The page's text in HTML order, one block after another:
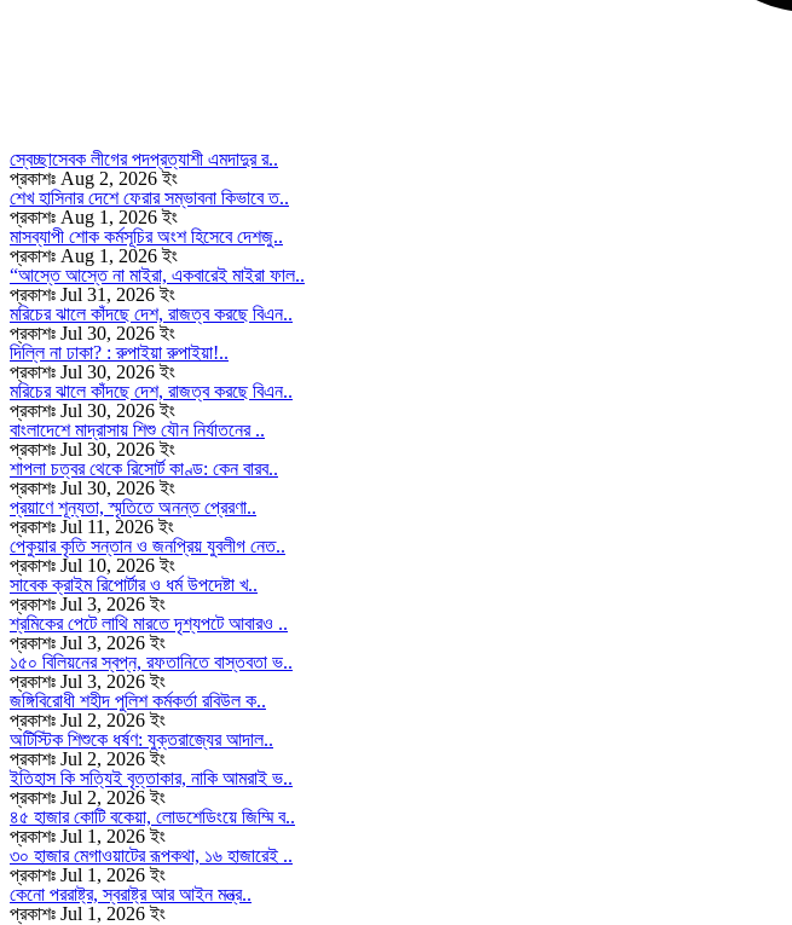
স্বেচ্ছাসেবক লীগের পদপ্রত্যাশী এমদাদুর র..
প্রকাশঃ Aug 2, 2026 ইং
শেখ হাসিনার দেশে ফেরার সম্ভাবনা কিভাবে ত..
প্রকাশঃ Aug 1, 2026 ইং
মাসব্যাপী শোক কর্মসূচির অংশ হিসেবে দেশজু..
প্রকাশঃ Aug 1, 2026 ইং
“আস্তে আস্তে না মাইরা, একবারেই মাইরা ফাল..
প্রকাশঃ Jul 31, 2026 ইং
মরিচের ঝালে কাঁদছে দেশ, রাজত্ব করছে বিএন..
প্রকাশঃ Jul 30, 2026 ইং
দিল্লি না ঢাকা? : রুপাইয়া রুপাইয়া!..
প্রকাশঃ Jul 30, 2026 ইং
মরিচের ঝালে কাঁদছে দেশ, রাজত্ব করছে বিএন..
প্রকাশঃ Jul 30, 2026 ইং
বাংলাদেশে মাদ্রাসায় শিশু যৌন নির্যাতনের ..
প্রকাশঃ Jul 30, 2026 ইং
শাপলা চত্বর থেকে রিসোর্ট কাণ্ড: কেন বারব..
প্রকাশঃ Jul 30, 2026 ইং
প্রয়াণে শূন্যতা, স্মৃতিতে অনন্ত প্রেরণা..
প্রকাশঃ Jul 11, 2026 ইং
পেকুয়ার কৃতি সন্তান ও জনপ্রিয় যুবলীগ নেত..
প্রকাশঃ Jul 10, 2026 ইং
সাবেক ক্রাইম রিপোর্টার ও ধর্ম উপদেষ্টা খ..
প্রকাশঃ Jul 3, 2026 ইং
শ্রমিকের পেটে লাথি মারতে দৃশ্যপটে আবারও ..
প্রকাশঃ Jul 3, 2026 ইং
১৫০ বিলিয়নের স্বপ্ন, রফতানিতে বাস্তবতা ভ..
প্রকাশঃ Jul 3, 2026 ইং
জঙ্গিবিরোধী শহীদ পুলিশ কর্মকর্তা রবিউল ক..
প্রকাশঃ Jul 2, 2026 ইং
অটিস্টিক শিশুকে ধর্ষণ: যুক্তরাজ্যের আদাল..
প্রকাশঃ Jul 2, 2026 ইং
ইতিহাস কি সত্যিই বৃত্তাকার, নাকি আমরাই ভ..
প্রকাশঃ Jul 2, 2026 ইং
৪৫ হাজার কোটি বকেয়া, লোডশেডিংয়ে জিম্মি ব..
প্রকাশঃ Jul 1, 2026 ইং
৩০ হাজার মেগাওয়াটের রূপকথা, ১৬ হাজারেই ..
প্রকাশঃ Jul 1, 2026 ইং
কেনো পররাষ্ট্র, স্বরাষ্ট্র আর আইন মন্ত্র..
প্রকাশঃ Jul 1, 2026 ইং